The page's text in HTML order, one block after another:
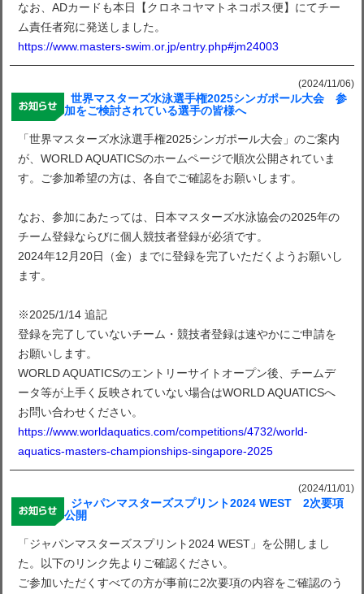
なお、ADカードも本日【クロネコヤマトネコポス便】にてチー
ム責任者宛に発送しました。
https://www.masters-swim.or.jp/entry.php#jm24003
(2024/11/06)
世界マスターズ水泳選手権2025シンガポール大会 参
加をご検討されている選手の皆様へ
「世界マスターズ水泳選手権2025シンガポール大会」のご案内
が、WORLD AQUATICSのホームページで順次公開されていま
す。ご参加希望の方は、各自でご確認をお願いします。
なお、参加にあたっては、日本マスターズ水泳協会の2025年の
チーム登録ならびに個人競技者登録が必須です。
2024年12月20日（金）までに登録を完了いただくようお願いし
ます。
※2025/1/14 追記
登録を完了していないチーム・競技者登録は速やかにご申請を
お願いします。
WORLD AQUATICSのエントリーサイトオープン後、チームデ
ータ等が上手く反映されていない場合はWORLD AQUATICSへ
お問い合わせください。
https://www.worldaquatics.com/competitions/4732/world-
aquatics-masters-championships-singapore-2025
(2024/11/01)
ジャパンマスターズスプリント2024 WEST 2次要項
公開
「ジャパンマスターズスプリント2024 WEST」を公開しまし
た。以下のリンク先よりご確認ください。
ご参加いただくすべての方が事前に2次要項の内容をご確認のう